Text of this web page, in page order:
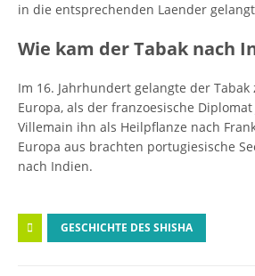
in die entsprechenden Laender
Wie kam der Tabak nach
Im 16. Jahrhundert gelangte der Tabak
Europa, als der franzoesische Diplomat
Villemain ihn als Heilpflanze nach
Europa aus brachten portugiesische
nach Indien.
GESCHICHTE DES SHISHA